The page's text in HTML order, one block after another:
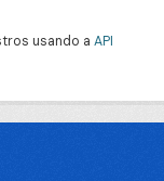
usando a API